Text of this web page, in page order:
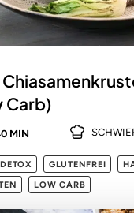
Carb)
MIN
DETOX GLUTENFREI
LOW CARB